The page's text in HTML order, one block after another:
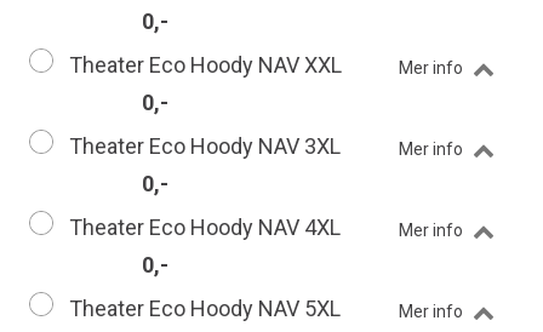
0,-
Theater Eco Hoody NAV XXL
Mer info
0,-
Theater Eco Hoody NAV 3XL
Mer info
0,-
Theater Eco Hoody NAV 4XL
Mer info
0,-
Theater Eco Hoody NAV 5XL
Mer info